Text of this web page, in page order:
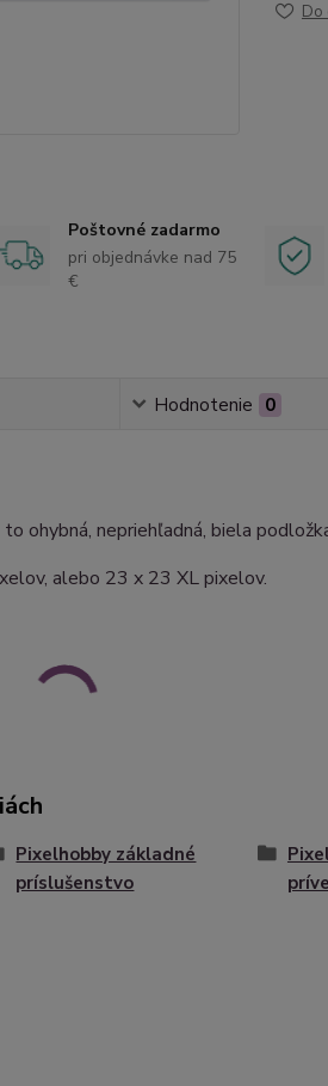
Do
Poštovné zadarmo
pri objednávke nad 75
€
Hodnotenie 0
ohybná, nepriehľadná, biela
alebo 23 x 23 XL pixelov.
Pixelhobby základné
príslušenstvo